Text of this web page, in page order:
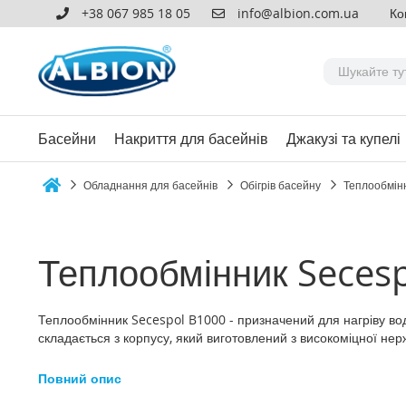
+38 067 985 18 05 info@albion.com.ua
Басейни Накриття для басейнів Джакузі та купелі
Обладнання для басейнів Обігрів басейну
Теплообмінник
Теплообмінник Secespol B1000 - призначений для нагріву
складається з корпусу, який виготовлений з високоміцної
Повний опис